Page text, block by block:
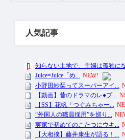
人気記事